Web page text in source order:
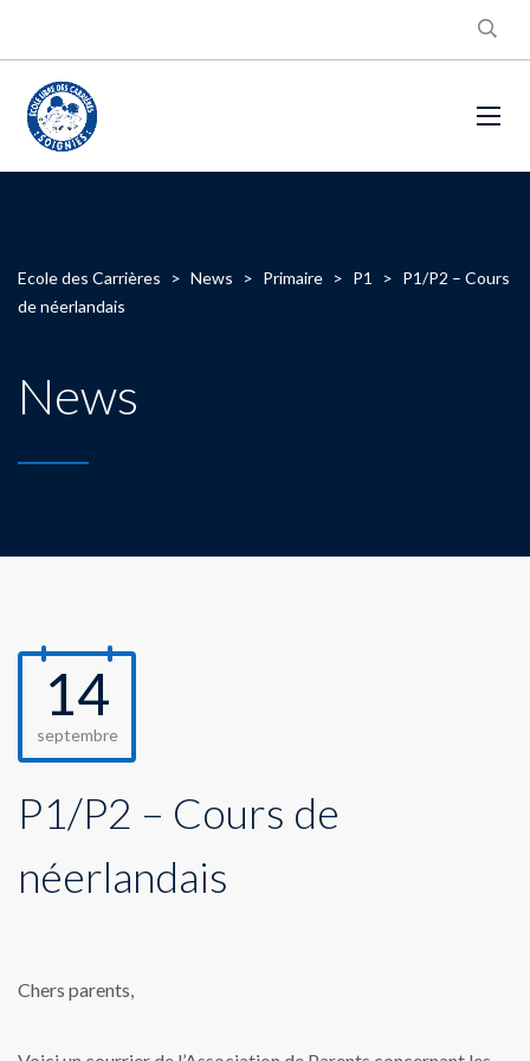
Ecole des Carrières > News > Primaire > P1 > P1/P2 – Cours
de néerlandais
News
14
septembre
P1/P2 – Cours de
néerlandais
Chers parents,